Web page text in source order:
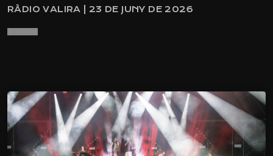
RÀDIO VALIRA | 23 DE JUNY DE 2026